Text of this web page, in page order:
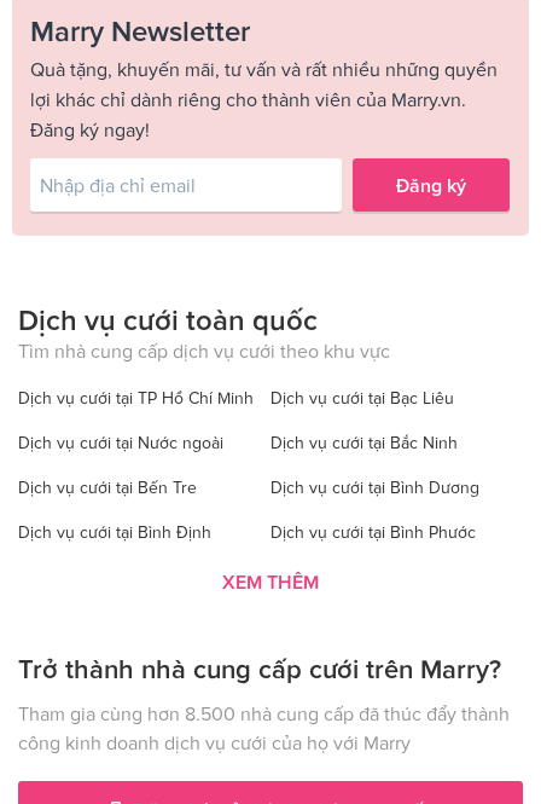
Marry Newsletter
Quà tặng, khuyến mãi, tư vấn và rất nhiều những quyền
lợi khác chỉ dành riêng cho thành viên của Marry.vn.
Đăng ký ngay!
Đăng ký
Dịch vụ cưới toàn quốc
Tìm nhà cung cấp dịch vụ cưới theo khu vực
Dịch vụ cưới tại TP Hồ Chí Minh Dịch vụ cưới tại Bạc Liêu
Dịch vụ cưới tại Nước ngoài Dịch vụ cưới tại Bắc Ninh
Dịch vụ cưới tại Bến Tre Dịch vụ cưới tại Bình Dương
Dịch vụ cưới tại Bình Định Dịch vụ cưới tại Bình Phước
Dịch vụ cưới tại Bình Thuận Dịch vụ cưới tại Cà Mau
Dịch vụ cưới tại Hà Nội Dịch vụ cưới tại Đăk Nông
Dịch vụ cưới tại Điện Biên Dịch vụ cưới tại Đồng Nai
Dịch vụ cưới tại Đồng Tháp Dịch vụ cưới tại Gia Lai
XEM THÊM
Trở thành nhà cung cấp cưới trên Marry?
Tham gia cùng hơn 8.500 nhà cung cấp đã thúc đẩy thành
công kinh doanh dịch vụ cưới của họ với Marry